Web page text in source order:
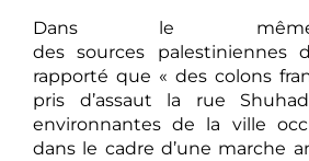
Dans le
des sources palestiniennes
rapporté que « des colons
pris d’assaut la rue
environnantes de la ville
dans le cadre d’une marche